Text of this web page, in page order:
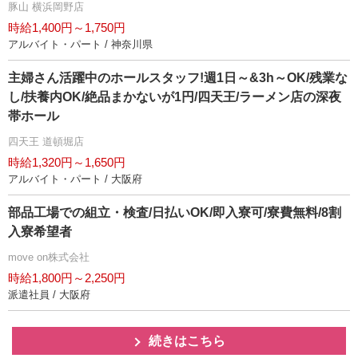
豚山 横浜岡野店
時給1,400円～1,750円
アルバイト・パート / 神奈川県
主婦さん活躍中のホールスタッフ!週1日～&3h～OK/残業な
し/扶養内OK/絶品まかないが1円/四天王/ラーメン店の深夜
帯ホール
四天王 道頓堀店
時給1,320円～1,650円
アルバイト・パート / 大阪府
部品工場での組立・検査/日払いOK/即入寮可/寮費無料/8割
入寮希望者
move on株式会社
時給1,800円～2,250円
派遣社員 / 大阪府
続きはこちら